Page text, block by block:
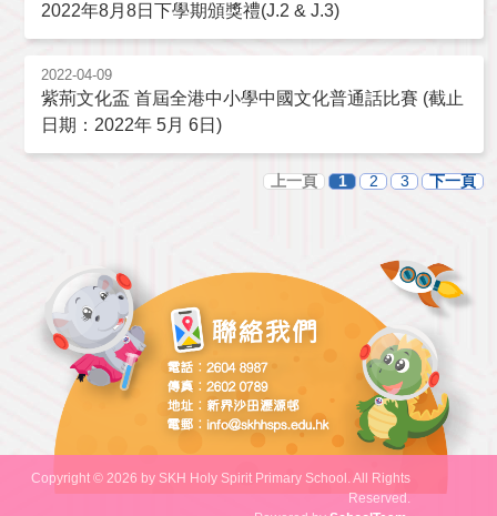
2022年8月8日下學期頒獎禮(J.2 & J.3)
2022-04-09
紫荊文化盃 首屆全港中小學中國文化普通話比賽 (截止
日期：2022年 5月 6日)
上一頁 1 2 3 下一頁
Copyright © 2026 by SKH Holy Spirit Primary School. All Rights
Reserved.